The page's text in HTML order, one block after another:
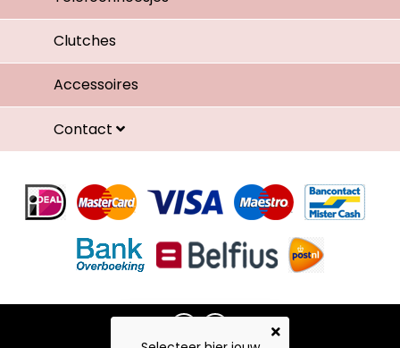
Clutches
Accessoires
Contact